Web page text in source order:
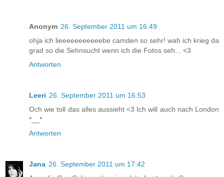
Anonym 26. September 2011 um 16:49
ohja ich lieeeeeeeeeeebe camden so sehr! wah ich krieg da
grad so die Sehnsucht wenn ich die Fotos seh... <3
Antworten
Leeri 26. September 2011 um 16:53
Och wie toll das alles aussieht <3 Ich will auch nach London
*__*
Antworten
Jana 26. September 2011 um 17:42